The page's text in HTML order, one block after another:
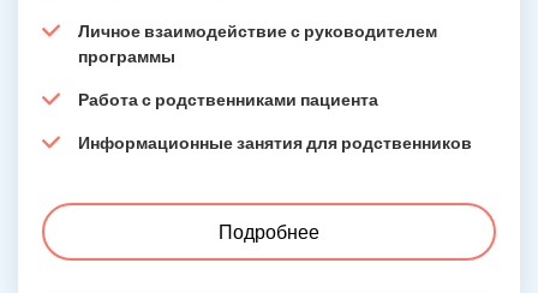
Личное взаимодействие с руководителем
программы
Работа с родственниками пациента
Информационные занятия для родственников
Подробнее